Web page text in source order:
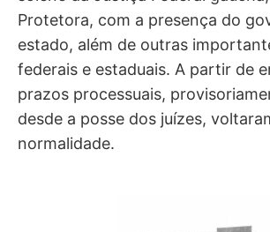
solene da Justiça Federal
Protetora, com a presença do
estado, além de outras
federais e estaduais. A partir de
prazos processuais,
desde a posse dos juízes,